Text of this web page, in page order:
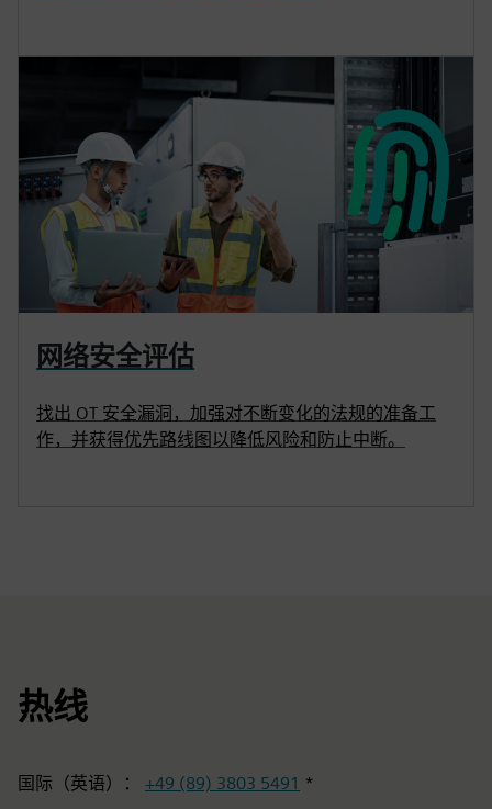
网络安全评估
找出 OT 安全漏洞，加强对不断变化的法规的准备工
作，并获得优先路线图以降低风险和防止中断。
热线
国际（英语）： +49 (89) 3803 5491 *